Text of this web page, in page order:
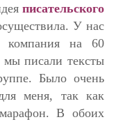
писательского
У нас
компания на 60
мы писали тексты
Было очень
меня, так как
В обоих